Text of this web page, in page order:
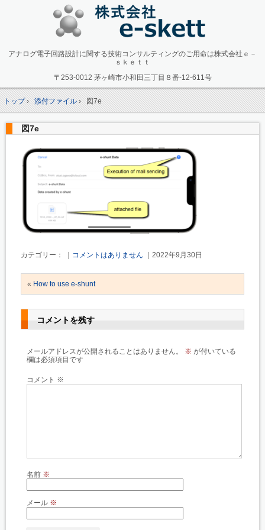
アナログ電子回路設計に関する技術コンサルティングのご用命は株式会社ｅ－
ｓｋｅｔｔ
〒253-0012 茅ヶ崎市小和田三丁目８番-12-611号
トップ› 添付ファイル› 図7e
図7e
カテゴリー： ｜ コメントはありません ｜2022年9月30日
« How to use e-shunt
コメントを残す
メールアドレスが公開されることはありません。 ※ が付いている
欄は必須項目です
コメント ※
名前 ※
メール ※